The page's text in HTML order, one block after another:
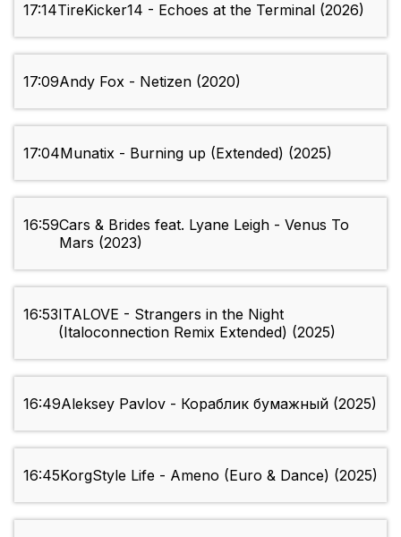
17:14TireKicker14 - Echoes at the Terminal (2026)
17:09Andy Fox - Netizen (2020)
17:04Munatix - Burning up (Extended) (2025)
16:59Cars & Brides feat. Lyane Leigh - Venus To
Mars (2023)
16:53ITALOVE - Strangers in the Night
(Italoconnection Remix Extended) (2025)
16:49Aleksey Pavlov - Кораблик бумажный (2025)
16:45KorgStyle Life - Ameno (Euro & Dance) (2025)